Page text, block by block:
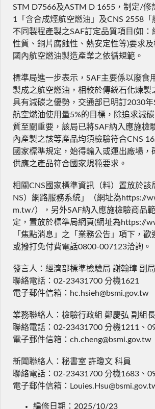
STM D7566及ASTM D 1655，制定/修
1「含合成烴航空燃油」及CNS 2558「
不同製程產製之SAF訂定品質項目(如：
性質、銅片腐蝕性、熱安定性等)要求
國內航空燃油製造產業之依循規範。
標準局進一步表示，SAF主要係以廢食
製成之航空燃油，相較於傳統石化煉製
具有減碳之優勢，交通部已明訂2030年
航空燃油使用量5%的目標，除追求減
質至關重要，該局已將SAF納入應施檢
內產製之該等產品均須檢驗符合CNS
國家標準規定，始得輸入或運出廠場，
供應之產品符合國家規範要求。
相關CNS國家標準資訊（料）置放於該
NS）網路服務系統」（網址為https://
m.tw/），另外SAF納入應施檢驗商品
定，置放於標準局網頁(網址為https://
「焦點消息」之「業務公告」項下，歡
或撥打免付費電話0800-007123洽詢。
發言人：經濟部標準檢驗局 謝翰璋 副
聯絡電話：02-23431700 分機1621
電子郵件信箱：hc.hsieh@bsmi.gov.tw
業務聯絡人：檢驗行政組 鄭慶弘 副組長
聯絡電話：02-23431700 分機1211、
電子郵件信箱：ch.cheng@bsmi.gov.tw
新聞聯絡人：秘書室 許瓊文 科員
聯絡電話：02-23431700 分機1683、
電子郵件信箱：
編修日期：2025/10/23